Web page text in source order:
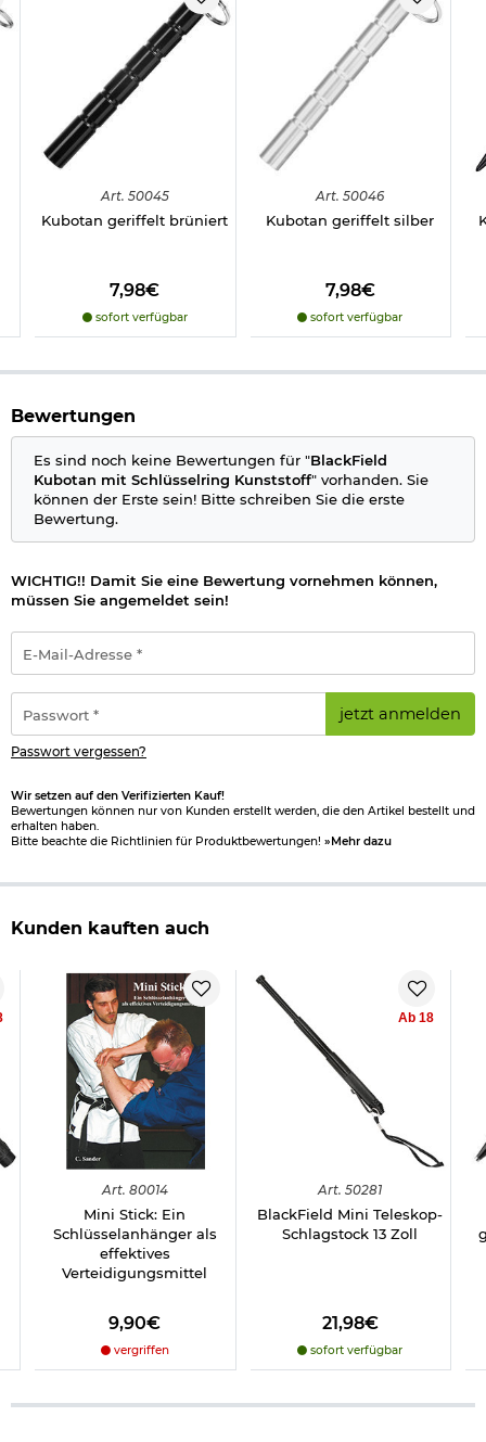
Art. 50045
Kubotan geriffelt brüniert
7,98€
sofort verfügbar
Art. 50046
Kubotan geriffelt silber
7,98€
sofort verfügbar
Bewertungen
Es sind noch keine Bewertungen für "BlackField
Kubotan mit Schlüsselring Kunststoff" vorhanden. Sie
können der Erste sein! Bitte schreiben Sie die erste
Bewertung.
WICHTIG!! Damit Sie eine Bewertung vornehmen können,
müssen Sie angemeldet sein!
Mail-
Adresse
*
jetzt anmelden
Passwort vergessen?
Wir setzen auf den Verifizierten Kauf!
Bewertungen können nur von Kunden erstellt werden, die den Artikel bestellt und
erhalten haben.
Bitte beachte die Richtlinien für Produktbewertungen! »Mehr dazu
Kunden kauften auch
Art. 80014
Mini Stick: Ein
Schlüsselanhänger als
effektives
Verteidigungsmittel
9,90€
vergriffen
Ab 18
Art. 50281
BlackField Mini Teleskop-
Schlagstock 13 Zoll
21,98€
sofort verfügbar